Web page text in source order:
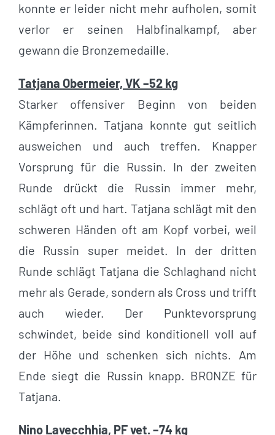
konnte er leider nicht mehr aufholen, somit
verlor er seinen Halbfinalkampf, aber
gewann die Bronzemedaille.
Tatjana Obermeier, VK –52 kg
Starker offensiver Beginn von beiden
Kämpferinnen. Tatjana konnte gut seitlich
ausweichen und auch treffen. Knapper
Vorsprung für die Russin. In der zweiten
Runde drückt die Russin immer mehr,
schlägt oft und hart. Tatjana schlägt mit den
schweren Händen oft am Kopf vorbei, weil
die Russin super meidet. In der dritten
Runde schlägt Tatjana die Schlaghand nicht
mehr als Gerade, sondern als Cross und trifft
auch wieder. Der Punktevorsprung
schwindet, beide sind konditionell voll auf
der Höhe und schenken sich nichts. Am
Ende siegt die Russin knapp. BRONZE für
Tatjana.
Nino Lavecchhia, PF vet. –74 kg